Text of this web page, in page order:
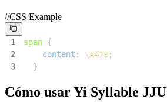
//CSS Example
1 span {
2
content : \A420;
3
}
Cómo usar Yi Syllable